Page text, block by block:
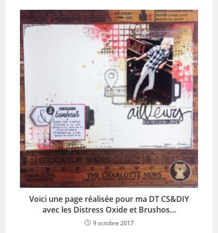
Voici une page réalisée pour ma DT CS&DIY
avec les Distress Oxide et Brushos…
9 octobre 2017